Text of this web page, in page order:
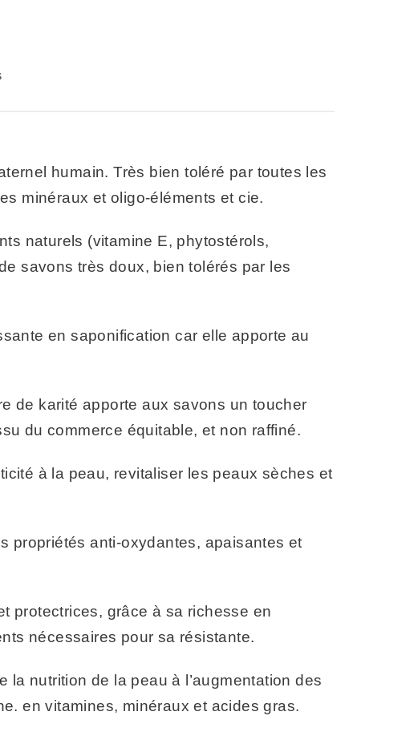
humain. Très bien toléré par toutes les
minéraux et oligo-éléments et cie.
naturels (vitamine E, phytostérols,
savons très doux, bien tolérés par les
en saponification car elle apporte au
de karité apporte aux savons un toucher
du commerce équitable, et non raffiné.
à la peau, revitaliser les peaux sèches et
propriétés anti-oxydantes, apaisantes et
protectrices, grâce à sa richesse en
nécessaires pour sa résistante.
la nutrition de la peau à l’augmentation des
en vitamines, minéraux et acides gras.